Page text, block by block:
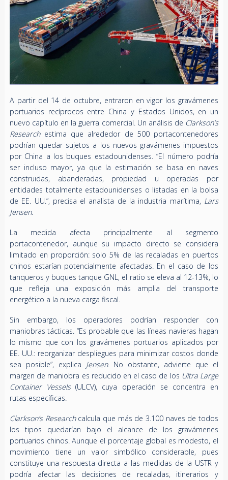
A partir del 14 de octubre, entraron en vigor los gravámenes
portuarios recíprocos entre China y Estados Unidos, en un
nuevo capítulo en la guerra comercial. Un análisis de Clarkson’s
Researchestima que alrededor de 500 portacontenedores
podrían quedar sujetos a los nuevos gravámenes impuestos
por China a los buques estadounidenses. “El número podría
ser incluso mayor, ya que la estimación se basa en naves
construidas, abanderadas, propiedad u operadas por
entidades totalmente estadounidenses o listadas en la bolsa
de EE. UU.”, precisa el analista de la industria marítima, Lars
Jensen.
La medida afecta principalmente al segmento
portacontenedor, aunque su impacto directo se considera
limitado en proporción: solo 5% de las recaladas en puertos
chinos estarían potencialmente afectadas. En el caso de los
tanqueros y buques tanque GNL, el ratio se eleva al 12-13%, lo
que refleja una exposición más amplia del transporte
energético a la nueva carga fiscal.
Sin embargo, los operadores podrían responder con
maniobras tácticas. “Es probable que las líneas navieras hagan
lo mismo que con los gravámenes portuarios aplicados por
EE. UU.: reorganizar despliegues para minimizar costos donde
sea posible”, explica Jensen. No obstante, advierte que el
margen de maniobra es reducido en el caso de los Ultra Large
Container Vessels(ULCV), cuya operación se concentra en
rutas específicas.
Clarkson’s Researchcalcula que más de 3.100 naves de todos
los tipos quedarían bajo el alcance de los gravámenes
portuarios chinos. Aunque el porcentaje global es modesto, el
movimiento tiene un valor simbólico considerable, pues
constituye una respuesta directa a las medidas de la USTR y
podría afectar las decisiones de recaladas, itinerarios y